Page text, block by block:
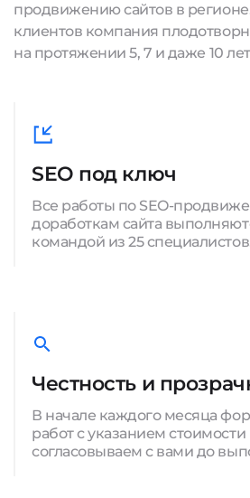
продвижению сайтов в
клиентов компания
на протяжении 5, 7 и даже 10
SEO под ключ
Все работы по SEO-
доработкам сайта
командой из 25
Честность и
В начале каждого месяца
работ с указанием
согласовываем с вами до